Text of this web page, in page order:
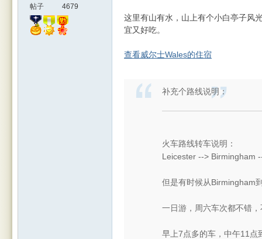
帖子
4679
这里有山有水，山上有个小白亭子风
宜又好吃。
查看威尔士Wales的住宿
补充个路线说明：
火车路线转车说明：
Leicester --> Birmingham
但是有时候从Birmingham
一日游，周六车次都不错
早上7点多的车，中午11点